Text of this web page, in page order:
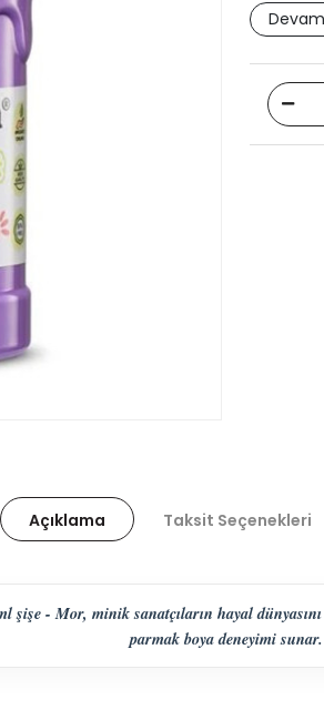
Açıklama Taksit Seçenekleri
şişe - Mor, minik sanatçıların hayal
parmak boya deneyimi sunar.